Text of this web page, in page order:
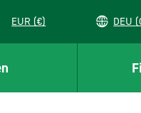
EUR (€)